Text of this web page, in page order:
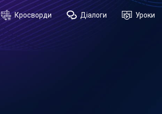
Кросворди Діалоги Уроки